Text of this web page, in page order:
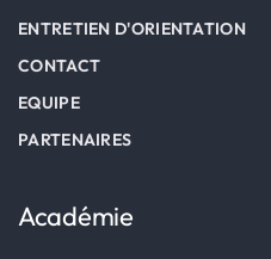
ENTRETIEN D'ORIENTATION
CONTACT
EQUIPE
PARTENAIRES
Académie